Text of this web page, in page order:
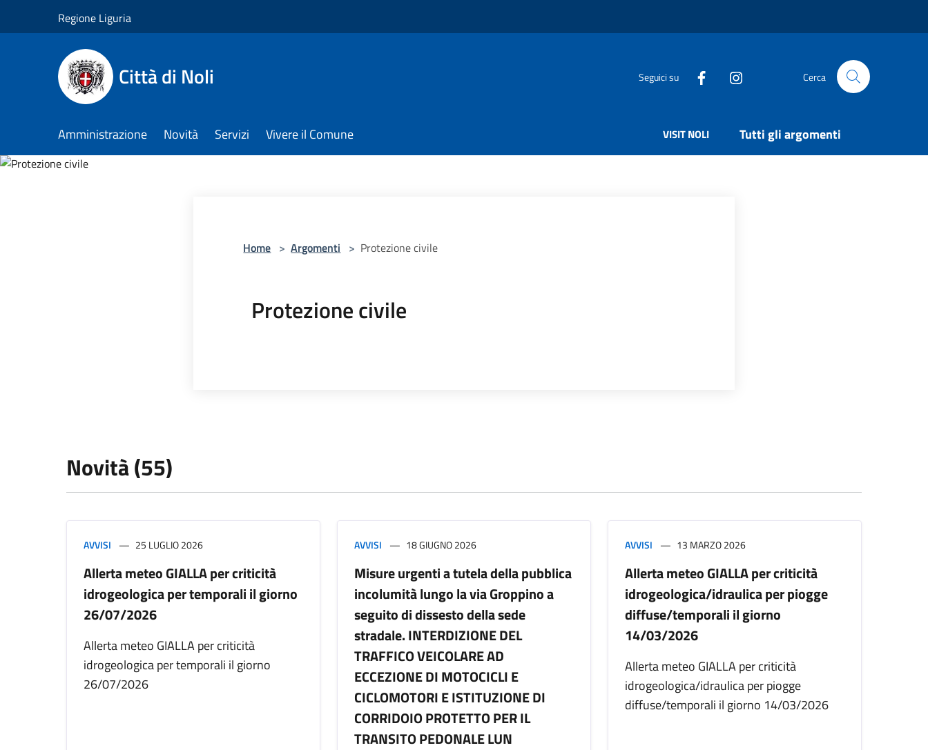
Regione Liguria
Città di Noli Seguici su Cerca
Amministrazione Novità Servizi Vivere il Comune VISIT NOLI Tutti gli argomenti
Home > Argomenti > Protezione civile
Protezione civile
Novità (55)
AVVISI 25 LUGLIO 2026
Allerta meteo GIALLA per criticità
idrogeologica per temporali il giorno
26/07/2026
Allerta meteo GIALLA per criticità
idrogeologica per temporali il giorno
26/07/2026
AVVISI 18 GIUGNO 2026
Misure urgenti a tutela della pubblica
incolumità lungo la via Groppino a
seguito di dissesto della sede
stradale. INTERDIZIONE DEL
TRAFFICO VEICOLARE AD
ECCEZIONE DI MOTOCICLI E
CICLOMOTORI E ISTITUZIONE DI
CORRIDOIO PROTETTO PER IL
TRANSITO PEDONALE LUN
AVVISI 13 MARZO 2026
Allerta meteo GIALLA per criticità
idrogeologica/idraulica per piogge
diffuse/temporali il giorno
14/03/2026
Allerta meteo GIALLA per criticità
idrogeologica/idraulica per piogge
diffuse/temporali il giorno 14/03/2026